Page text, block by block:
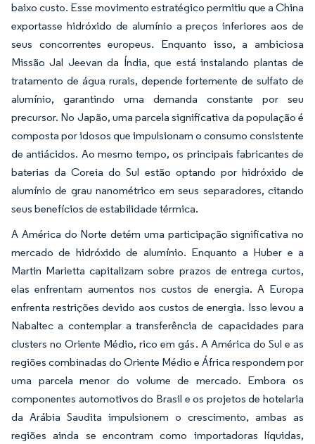
baixo custo. Esse movimento estratégico permitiu que a China
exportasse hidróxido de alumínio a preços inferiores aos de
seus concorrentes europeus. Enquanto isso, a ambiciosa
Missão Jal Jeevan da Índia, que está instalando plantas de
tratamento de água rurais, depende fortemente de sulfato de
alumínio, garantindo uma demanda constante por seu
precursor. No Japão, uma parcela significativa da população é
composta por idosos que impulsionam o consumo consistente
de antiácidos. Ao mesmo tempo, os principais fabricantes de
baterias da Coreia do Sul estão optando por hidróxido de
alumínio de grau nanométrico em seus separadores, citando
seus benefícios de estabilidade térmica.
A América do Norte detém uma participação significativa no
mercado de hidróxido de alumínio. Enquanto a Huber e a
Martin Marietta capitalizam sobre prazos de entrega curtos,
elas enfrentam aumentos nos custos de energia. A Europa
enfrenta restrições devido aos custos de energia. Isso levou a
Nabaltec a contemplar a transferência de capacidades para
clusters no Oriente Médio, rico em gás. A América do Sul e as
regiões combinadas do Oriente Médio e África respondem por
uma parcela menor do volume de mercado. Embora os
componentes automotivos do Brasil e os projetos de hotelaria
da Arábia Saudita impulsionem o crescimento, ambas as
regiões ainda se encontram como importadoras líquidas,